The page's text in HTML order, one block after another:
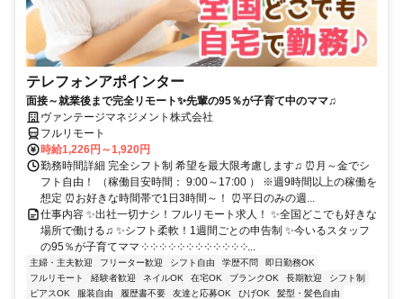
テレフォンアポインター
面接～就業後まで完全リモート✨先輩の95％が子育て中のママ♫
ヴァンテージマネジメント株式会社
フルリモート
時給1,226円～1,920円
勤務時間詳細 完全シフト制 希望を最大限考慮します♫ ⏰月～金でシ
フト自由！ （稼働目安時間： 9:00～17:00 ） ※週9時間以上の稼働を
想定 ⏰お好きな時間帯で1日3時間～！ ⏰平日のみの週...
仕事内容 ✨出社一切ナシ！フルリモート求人！ ✨全国どこでも好きな
場所で働ける♫ ✨シフト柔軟！1週間ごとの申告制 ✨今いるスタッフ
の95％が子育てママ ༶ ༶ ༶ ༶ ༶ ༶ ༶ ༶ ༶ ༶ ༶ ༶...
主婦・主夫歓迎 フリーター歓迎 シフト自由 学歴不問
即日勤務OK
フルリモート
経験者歓迎 ネイルOK 在宅OK ブランクOK 長期歓迎
シフト制
ピアスOK
服装自由 履歴書不要 友達と応募OK ひげOK 髪型・髪色自由